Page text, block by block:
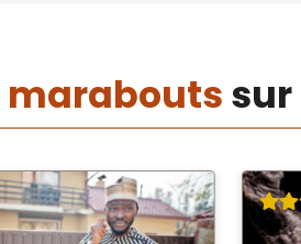
maraboutssur